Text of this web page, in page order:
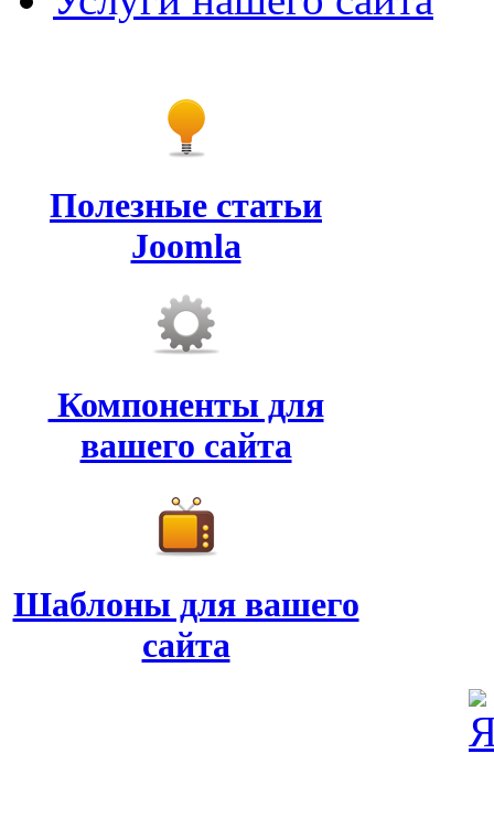
Полезные статьи
Joomla
Компоненты для
вашего сайта
Шаблоны для вашего
сайта